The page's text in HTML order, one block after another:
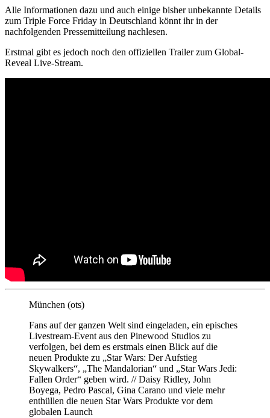
Alle Informationen dazu und auch einige bisher unbekannte Details
zum Triple Force Friday in Deutschland könnt ihr in der
nachfolgenden Pressemitteilung nachlesen.
Erstmal gibt es jedoch noch den offiziellen Trailer zum Global-
Reveal Live-Stream.
München (ots)
Fans auf der ganzen Welt sind eingeladen, ein episches
Livestream-Event aus den Pinewood Studios zu
verfolgen, bei dem es erstmals einen Blick auf die
neuen Produkte zu „Star Wars: Der Aufstieg
Skywalkers“, „The Mandalorian“ und „Star Wars Jedi:
Fallen Order“ geben wird. // Daisy Ridley, John
Boyega, Pedro Pascal, Gina Carano und viele mehr
enthüllen die neuen Star Wars Produkte vor dem
globalen Launch